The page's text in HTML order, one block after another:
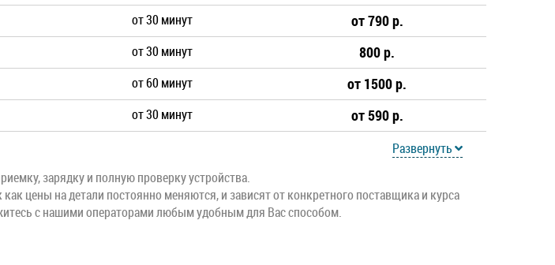
от 30 минут от 790 р.
от 30 минут 800 р.
от 60 минут от 1500 р.
от 30 минут от 590 р.
Развернуть
зарядку и полную проверку устройства.
цены на детали постоянно меняются, и зависят от конкретного поставщика и курса
с нашими операторами любым удобным для Вас способом.